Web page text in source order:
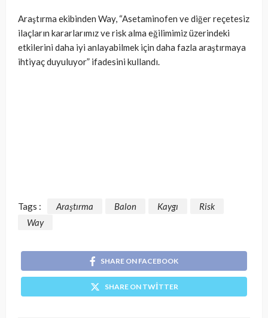
Araştırma ekibinden Way, “Asetaminofen ve diğer reçetesiz
ilaçların kararlarımız ve risk alma eğilimimiz üzerindeki
etkilerini daha iyi anlayabilmek için daha fazla araştırmaya
ihtiyaç duyuluyor” ifadesini kullandı.
Tags : Araştırma Balon Kaygı
Risk
Way
SHARE ON FACEBOOK
SHARE ON TWITTER